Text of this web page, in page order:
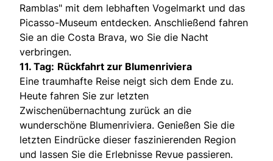
Ramblas" mit dem lebhaften Vogelmarkt und das
Picasso-Museum entdecken. Anschließend fahren
Sie an die Costa Brava, wo Sie die Nacht
verbringen.
11. Tag: Rückfahrt zur Blumenriviera
Eine traumhafte Reise neigt sich dem Ende zu.
Heute fahren Sie zur letzten
Zwischenübernachtung zurück an die
wunderschöne Blumenriviera. Genießen Sie die
letzten Eindrücke dieser faszinierenden Region
und lassen Sie die Erlebnisse Revue passieren.